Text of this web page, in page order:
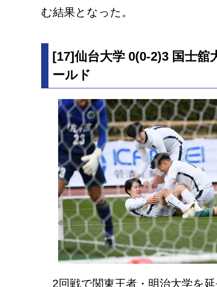
む結果となった。
[17]仙台大学 0(0-2)3 国士
ールド
2回戦で関東王者・明治大学を